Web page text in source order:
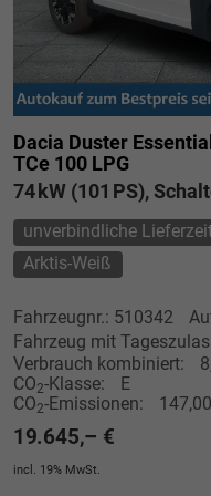
Dacia Duster
TCe 100 LPG
74 kW (101 PS),
unverbindliche
Arktis-Weiß
Fahrzeugnr.: 510342
Fahrzeug mit
Verbrauch kombiniert:
CO2-Klasse:
E
CO2-Emissionen:
19.645,– €
incl. 19% MwSt.